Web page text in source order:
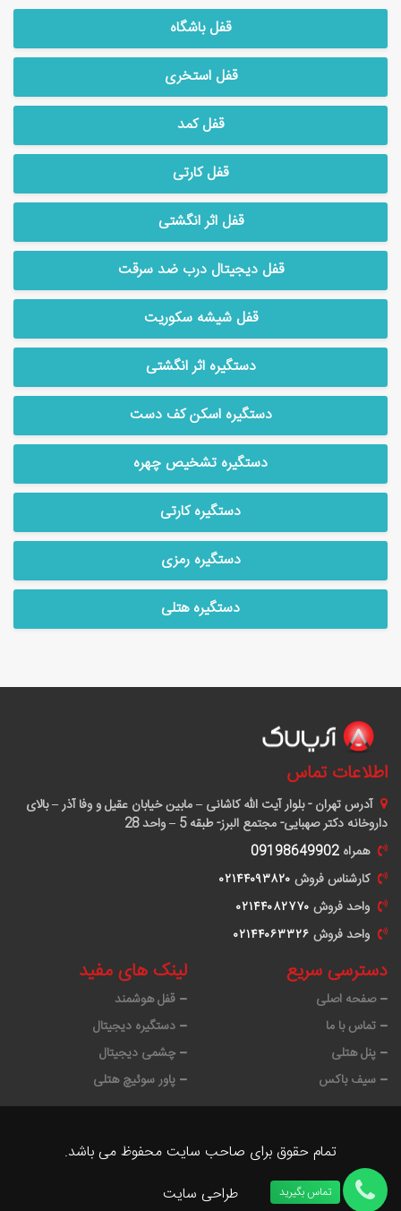
قفل باشگاه
قفل استخری
قفل کمد
قفل کارتی
قفل اثر انگشتی
قفل دیجیتال درب ضد سرقت
قفل شیشه سکوریت
دستگیره اثر انگشتی
دستگیره اسکن کف دست
دستگیره تشخیص چهره
دستگیره کارتی
دستگیره رمزی
دستگیره هتلی
لینک های مفید
قفل هوشمند
دستگیره دیجیتال
چشمی دیجیتال
پاور سوئیچ هتلی
دسترسی سریع
صفحه اصلی
تماس با ما
پنل هتلی
سیف باکس
اطلاعات تماس
آدرستهران - بلوار آیت الله کاشانی – مابین خیابان عقیل و وفا آذر – بالای
داروخانه دکتر صهبایی- مجتمع البرز- طبقه 5 – واحد 28
همراه 09198649902
کارشناس فروش ٠٢١۴۴٠٩٣٨٢٠
واحد فروش ٠٢١۴۴٠٨٢٧٧٠
واحد فروش ٠٢١۴۴٠۶٣٣٢۶
تمام حقوق برای صاحب سایت محفوظ می باشد.
طراحی سایت
تماس بگیرید